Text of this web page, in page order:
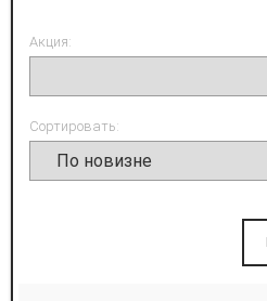
Акция:
Сортировать: